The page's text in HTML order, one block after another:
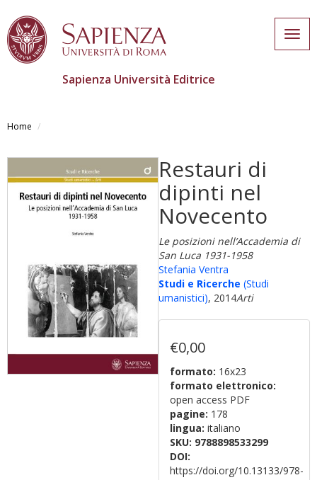
main
Sapienza Università Editrice
Home
Restauri di
dipinti nel
Novecento
Le posizioni nell’Accademia di
San Luca 1931-1958
Stefania Ventra
Studi e Ricerche (Studi
umanistici), 2014Arti
€0,00
formato: 16x23
formato elettronico:
open access PDF
pagine: 178
lingua: italiano
SKU: 9788898533299
DOI:
https://doi.org/10.13133/978-